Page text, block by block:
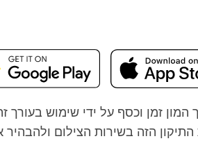
זמן וכסף על ידי שימוש
הזה בשירות הצילום